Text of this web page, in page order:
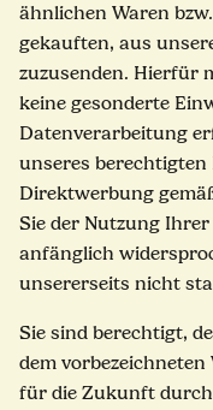
ähnlichen Waren
gekauften, aus
zuzusenden. Hierfür
keine gesonderte
Datenverarbeitung
unseres
Direktwerbung
Sie der Nutzung Ihrer
anfänglich
unsererseits nicht
Sie sind berechtigt,
dem
für die Zukunft